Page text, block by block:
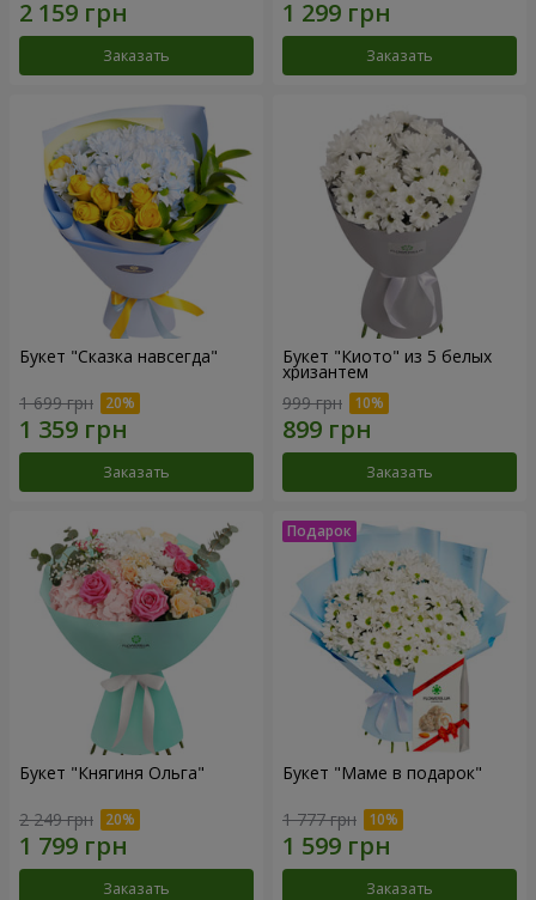
Заказать Заказать
Букет "Сказка навсегда"
1 699 грн
Заказать
Букет "Киото" из 5 белых
хризантем
999 грн
Заказать
Букет "Княгиня Ольга"
2 249 грн
Заказать
Букет "Маме в подарок"
1 777 грн
Заказать